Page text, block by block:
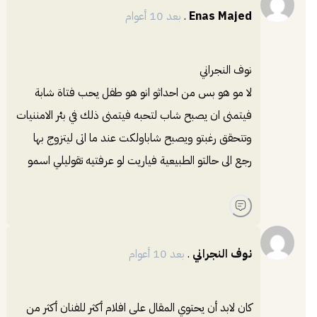
Enas Majed
. بعد 10 أعوام
نوف النجراني
لا مو هو بس من احداثو انو هو طفل يحب فتاة شابة
فيتمنى ان يصبح شاب لتحبه فيتمنى ذلك في بئر الامننيات
وتتحقق رغبتو ويصبح شاباولكت عند ما اتى ليتزوج بها
رجع الى حالتو الطبيعية فياريت لو عرفتيه تقوليلي اسمو
نوف النجراني . بعد 10 أعوام
كان لابد أن يحتوي المقال على افلام أكثر للفنان أكثر من